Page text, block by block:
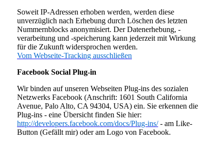
Soweit IP-Adressen erhoben werden, werden diese
unverzüglich nach Erhebung durch Löschen des letzten
Nummernblocks anonymisiert. Der Datenerhebung, -
verarbeitung und -speicherung kann jederzeit mit Wirkung
für die Zukunft widersprochen werden.
Vom Webseite-Tracking ausschließen
Facebook Social Plug-in
Wir binden auf unseren Webseiten Plug-ins des sozialen
Netzwerks Facebook (Anschrift: 1601 South California
Avenue, Palo Alto, CA 94304, USA) ein. Sie erkennen die
Plug-ins - eine Übersicht finden Sie hier:
http://developers.facebook.com/docs/Plug-ins/- am Like-
Button (Gefällt mir) oder am Logo von Facebook.